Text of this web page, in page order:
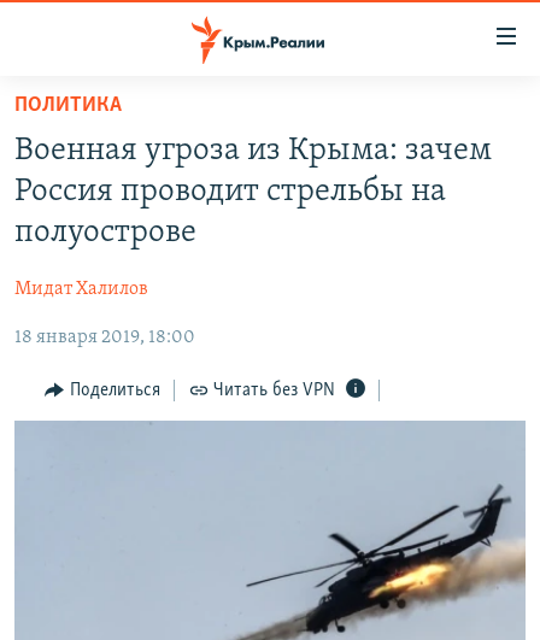
Вернуться
основному
содержанию
главной
Вернутся
поиску
СПЕЦПРОЕКТЫ
11 ЛЕТ ОККУПАЦИИ КРЫМА. 11 ИСТОРИЙ СОПРОТИВЛЕНИЯ
ЕЩЕ
ИНТЕРАКТИВ
ИНФОГРАФИКА
РАДІО СВОБОДА
КАК ОБОЙТИ БЛОКИРОВКУ
ПОЛИТИКА
Военная угроза из Крыма: зачем
Россия проводит стрельбы на
полуострове
Мидат Халилов
18 января 2019, 18:00
Поделиться Читать без VPN